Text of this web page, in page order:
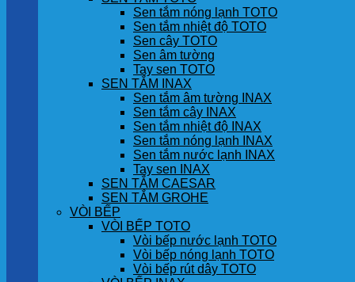
Sen tắm nóng lạnh TOTO
Sen tắm nhiệt độ TOTO
Sen cây TOTO
Sen âm tường
Tay sen TOTO
SEN TẮM INAX
Sen tắm âm tường INAX
Sen tắm cây INAX
Sen tắm nhiệt độ INAX
Sen tắm nóng lạnh INAX
Sen tắm nước lạnh INAX
Tay sen INAX
SEN TẮM CAESAR
SEN TẮM GROHE
VÒI BẾP
VÒI BẾP TOTO
Vòi bếp nước lạnh TOTO
Vòi bếp nóng lạnh TOTO
Vòi bếp rút dây TOTO